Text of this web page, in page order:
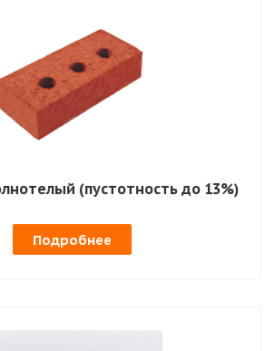
(пустотность до 13%)
Подробнее